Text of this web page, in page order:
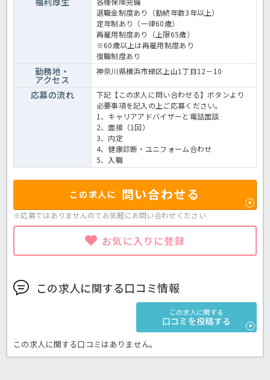
退職金制度あり（勤続年数3年以上）
定年制あり（一律60歳）
再雇用制度あり（上限65歳）
※60歳以上は再雇用制度あり
復職制度あり
勤務地・
アクセス
神奈川県横浜市緑区上山1丁目12－10
応募の流れ
下記【この求人に問い合わせる】ボタンより
必要事項を記入の上ご応募ください。
1、キャリアアドバイザーと電話面談
2、面接（1回）
3、内定
4、健康診断・ユニフォーム合わせ
5、入職
この求人に 問い合わせる
※応募ではありませんのでお気軽にお問い合わせください
お気に入りに登録
この求人に関する口コミ情報
この求人に関する
口コミを投稿する
この求人に関する口コミはありません。